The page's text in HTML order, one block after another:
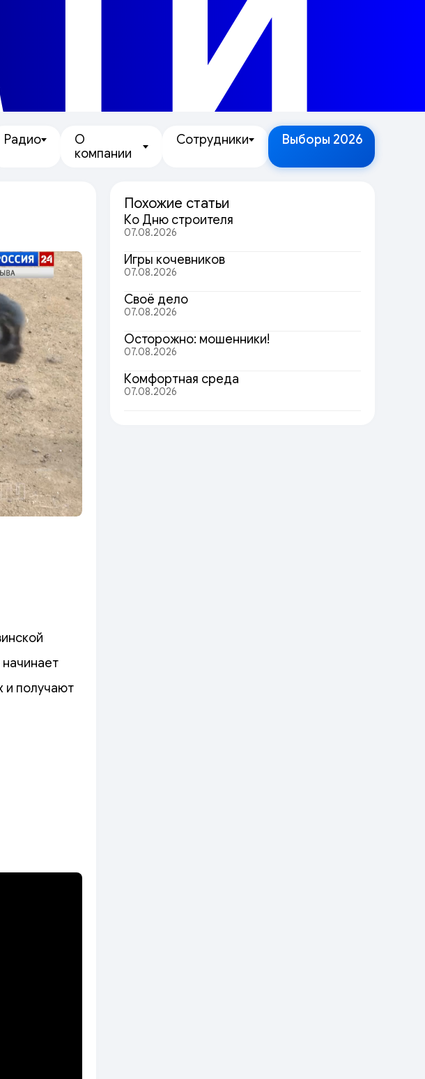
Радио
О
компании
Сотрудники Выборы 2026
и получают
Похожие статьи
Ко Дню строителя
07.08.2026
Игры кочевников
07.08.2026
Своё дело
07.08.2026
Осторожно: мошенники!
07.08.2026
Комфортная среда
07.08.2026